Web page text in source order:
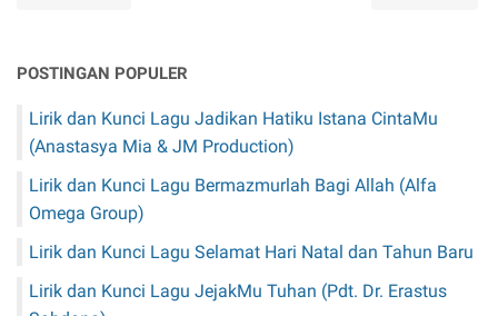
POSTINGAN POPULER
Lirik dan Kunci Lagu Jadikan Hatiku Istana CintaMu
(Anastasya Mia & JM Production)
Lirik dan Kunci Lagu Bermazmurlah Bagi Allah (Alfa
Omega Group)
Lirik dan Kunci Lagu Selamat Hari Natal dan Tahun Baru
Lirik dan Kunci Lagu JejakMu Tuhan (Pdt. Dr. Erastus